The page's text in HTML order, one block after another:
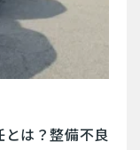
は？整備不良